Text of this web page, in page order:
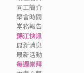
同工簡介
聚會時間
堂務報告
錦江快訊
最新消息
最新活動
每週崇拜